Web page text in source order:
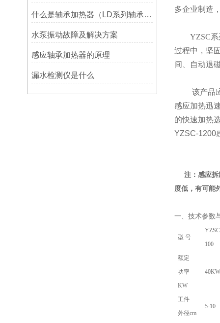
什么是轴承加热器（LD系列轴承加热器）-宁波利德仪器
水泵振动故障及解决方案
感应轴承加热器的原理
漏水检测仪是什么
多企业制造
YZSC
过程中，坚
间、自动退
该产品应
感应加热迅
的快速加热
YZSC-1200
注：感应
度低，有可能
一、技术参数
型 号
100
额定
功率
KW
工件
外径cm
5-10